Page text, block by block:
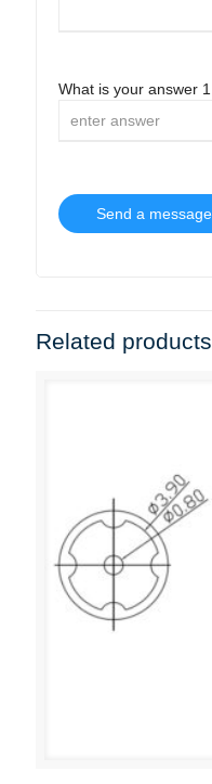
What is your answer 1
Related products